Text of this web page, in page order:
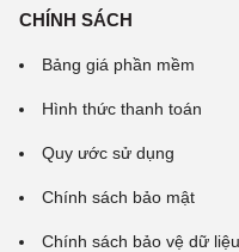
CHÍNH SÁCH
Bảng giá phần mềm
Hình thức thanh toán
Quy ước sử dụng
Chính sách bảo mật
Chính sách bảo vệ dữ liệu